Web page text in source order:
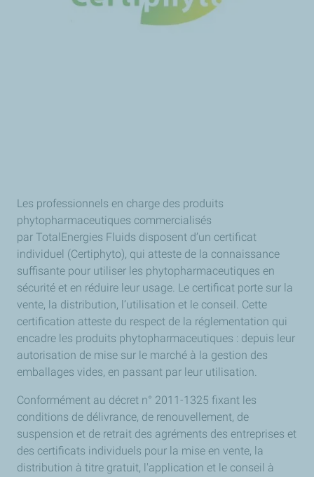
Les professionnels en charge des produits
phytopharmaceutiques commercialisés
par TotalEnergies Fluids disposent d’un certificat
individuel (Certiphyto), qui atteste de la connaissance
suffisante pour utiliser les phytopharmaceutiques en
sécurité et en réduire leur usage. Le certificat porte sur la
vente, la distribution, l’utilisation et le conseil. Cette
certification atteste du respect de la réglementation qui
encadre les produits phytopharmaceutiques : depuis leur
autorisation de mise sur le marché à la gestion des
emballages vides, en passant par leur utilisation.
Conformément au décret n° 2011-1325 fixant les
conditions de délivrance, de renouvellement, de
suspension et de retrait des agréments des entreprises et
des certificats individuels pour la mise en vente, la
distribution à titre gratuit, l'application et le conseil à